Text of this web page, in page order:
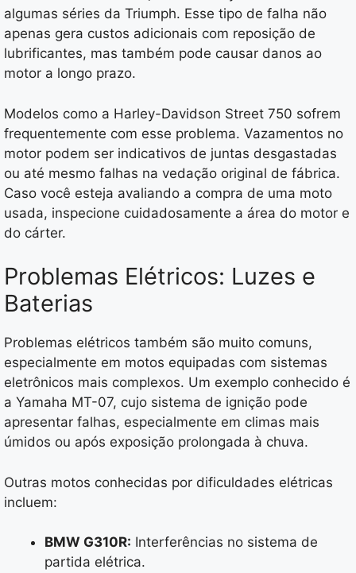
algumas séries da Triumph. Esse tipo de falha não
apenas gera custos adicionais com reposição de
lubrificantes, mas também pode causar danos ao
motor a longo prazo.
Modelos como a Harley-Davidson Street 750 sofrem
frequentemente com esse problema. Vazamentos no
motor podem ser indicativos de juntas desgastadas
ou até mesmo falhas na vedação original de fábrica.
Caso você esteja avaliando a compra de uma moto
usada, inspecione cuidadosamente a área do motor e
do cárter.
Problemas Elétricos: Luzes e
Baterias
Problemas elétricos também são muito comuns,
especialmente em motos equipadas com sistemas
eletrônicos mais complexos. Um exemplo conhecido é
a Yamaha MT-07, cujo sistema de ignição pode
apresentar falhas, especialmente em climas mais
úmidos ou após exposição prolongada à chuva.
Outras motos conhecidas por dificuldades elétricas
incluem:
BMW G310R: Interferências no sistema de
partida elétrica.